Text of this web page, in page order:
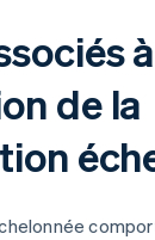
à
de la